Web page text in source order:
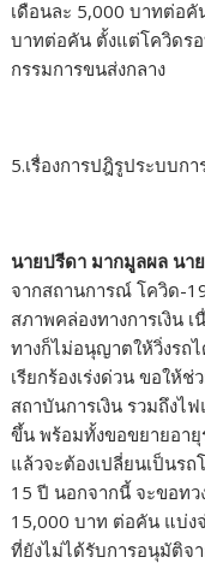
เดือนละ 5,000 บาทต่อคั
บาทต่อคัน ตั้งแต่โควิดร
กรรมการขนส่งกลาง
5.เรื่องการปฎิรูประบบก
นายปรีดา มากมูลผล นา
จากสถานการณ์ โควิด-
สภาพคล่องทางการเงิน
ทางก็ไม่อนุญาตให้วิ่งรถ
เรียกร้องเร่งด่วน ขอให้
สถาบันการเงิน รวมถึง
ขึ้น พร้อมทั้งขอขยายอา
แล้วจะต้องเปลี่ยนเป็นร
15 ปี นอกจากนี้ จะขอทว
15,000 บาท ต่อคัน แบ่ง
ที่ยังไม่ได้รับการอนุมัติจ